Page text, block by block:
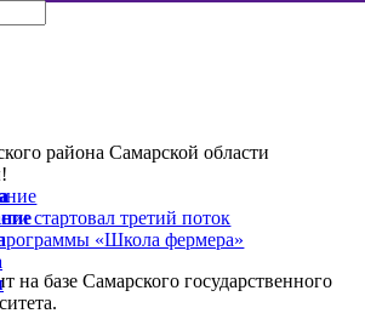
района Самарской области
стартовал третий поток
«Школа фермера»
на базе Самарского государственного